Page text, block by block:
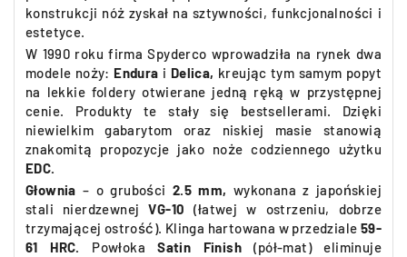
konstrukcji nóż zyskał na sztywności, funkcjonalności i
estetyce.
W 1990 roku firma Spyderco wprowadziła na rynek dwa
modele noży: Endura i Delica, kreując tym samym popyt
na lekkie foldery otwierane jedną ręką w przystępnej
cenie. Produkty te stały się bestsellerami. Dzięki
niewielkim gabarytom oraz niskiej masie stanowią
znakomitą propozycje jako noże codziennego użytku
EDC.
Głownia – o grubości 2.5 mm, wykonana z japońskiej
stali nierdzewnej VG-10 (łatwej w ostrzeniu, dobrze
trzymającej ostrość). Klinga hartowana w przedziale 59-
61 HRC. PowłokaSatin Finish (pół-mat) eliminuje